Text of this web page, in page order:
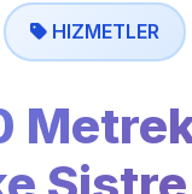
HIZMETLER